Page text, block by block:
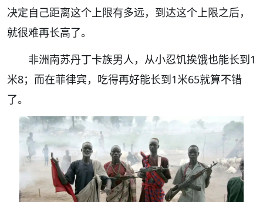
决定自己距离这个上限有多远，到达这个上限之后，
就很难再长高了。
非洲南苏丹丁卡族男人，从小忍饥挨饿也能长到1
米8；而在菲律宾，吃得再好能长到1米65就算不错
了。